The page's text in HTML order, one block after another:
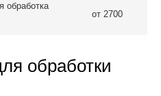
обработка
от 2700
обработки